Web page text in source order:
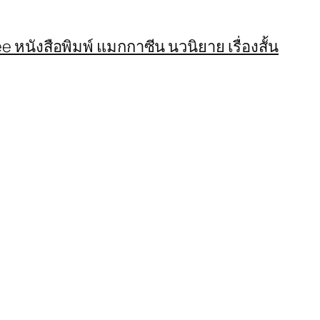
หนังสือพิมพ์ แมกกาซีน นวนิยาย เรื่องสั้น